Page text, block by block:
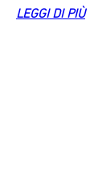
LEGGI DI PIÙ